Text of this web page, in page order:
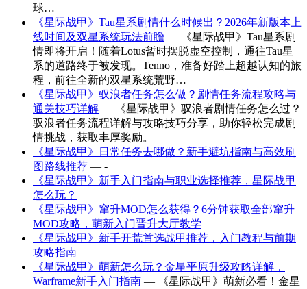
球…
《星际战甲》Tau星系剧情什么时候出？2026年新版本上
线时间及双星系统玩法前瞻 — 《星际战甲》Tau星系剧
情即将开启！随着Lotus暂时摆脱虚空控制，通往Tau星
系的道路终于被发现。Tenno，准备好踏上超越认知的旅
程，前往全新的双星系统荒野…
《星际战甲》驭浪者任务怎么做？剧情任务流程攻略与
通关技巧详解 — 《星际战甲》驭浪者剧情任务怎么过？
驭浪者任务流程详解与攻略技巧分享，助你轻松完成剧
情挑战，获取丰厚奖励。
《星际战甲》日常任务去哪做？新手避坑指南与高效刷
图路线推荐 — -
《星际战甲》新手入门指南与职业选择推荐，星际战甲
怎么玩？
《星际战甲》窜升MOD怎么获得？6分钟获取全部窜升
MOD攻略，萌新入门晋升大厅教学
《星际战甲》新手开荒首选战甲推荐，入门教程与前期
攻略指南
《星际战甲》萌新怎么玩？金星平原升级攻略详解，
Warframe新手入门指南 — 《星际战甲》萌新必看！金星